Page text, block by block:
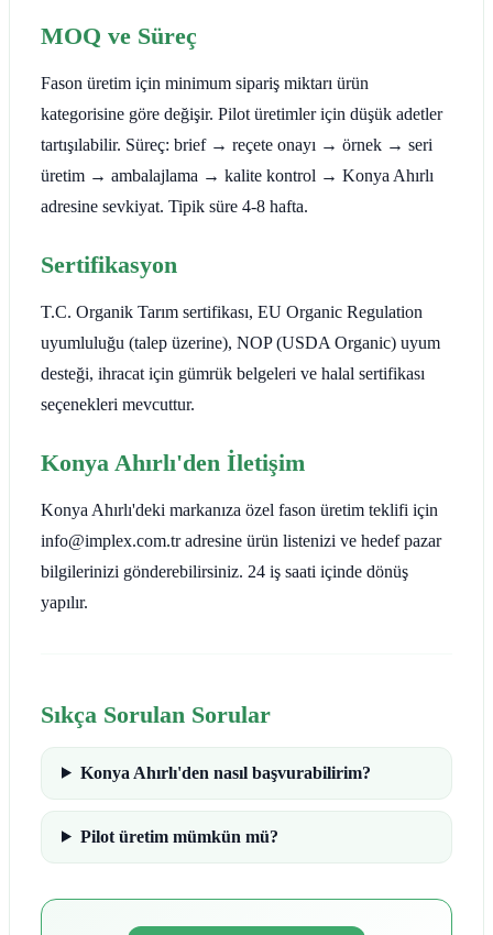
MOQ ve Süreç
Fason üretim için minimum sipariş miktarı ürün
kategorisine göre değişir. Pilot üretimler için düşük adetler
tartışılabilir. Süreç: brief → reçete onayı → örnek → seri
üretim → ambalajlama → kalite kontrol → Konya Ahırlı
adresine sevkiyat. Tipik süre 4-8 hafta.
Sertifikasyon
T.C. Organik Tarım sertifikası, EU Organic Regulation
uyumluluğu (talep üzerine), NOP (USDA Organic) uyum
desteği, ihracat için gümrük belgeleri ve halal sertifikası
seçenekleri mevcuttur.
Konya Ahırlı'den İletişim
Konya Ahırlı'deki markanıza özel fason üretim teklifi için
info@implex.com.tr adresine ürün listenizi ve hedef pazar
bilgilerinizi gönderebilirsiniz. 24 iş saati içinde dönüş
yapılır.
Sıkça Sorulan Sorular
Konya Ahırlı'den nasıl başvurabilirim?
Pilot üretim mümkün mü?